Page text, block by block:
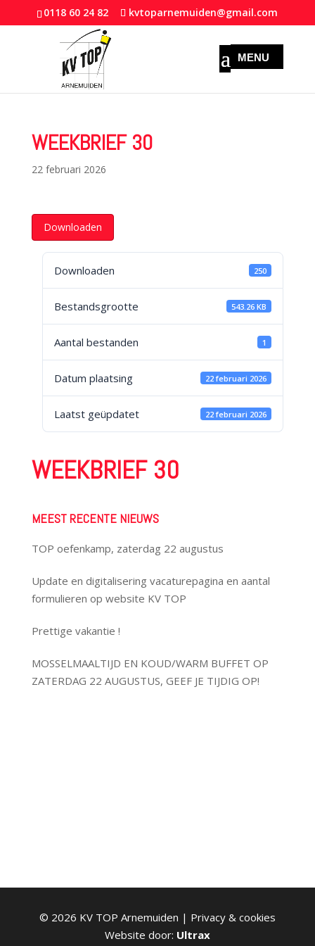
0118 60 24 82 kvtoparnemuiden@gmail.com
WEEKBRIEF 30
22 februari 2026
Downloaden
Downloaden 250
Bestandsgrootte 543.26 KB
Aantal bestanden 1
Datum plaatsing 22 februari 2026
Laatst geüpdatet 22 februari 2026
WEEKBRIEF 30
MEEST RECENTE NIEUWS
TOP oefenkamp, zaterdag 22 augustus
Update en digitalisering vacaturepagina en aantal
formulieren op website KV TOP
Prettige vakantie !
MOSSELMAALTIJD EN KOUD/WARM BUFFET OP
ZATERDAG 22 AUGUSTUS, GEEF JE TIJDIG OP!
© 2026 KV TOP Arnemuiden | Privacy & cookies
Website door: Ultrax